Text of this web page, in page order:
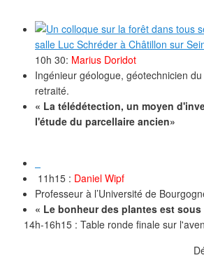
10h 30: Marius Doridot
Ingénieur géologue, géotechnicien
retraité.
« La télédétection, un moyen
l'étude du parcellaire ancien»
11h15 : Daniel Wipf
Professeur à l’Université de
« Le bonheur des plantes est
14h-16h15 : Table ronde finale sur